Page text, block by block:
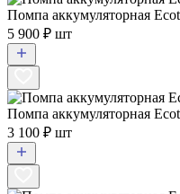
Помпа аккумуляторная
5 900 ₽ шт
Помпа аккумуляторная
3 100 ₽ шт